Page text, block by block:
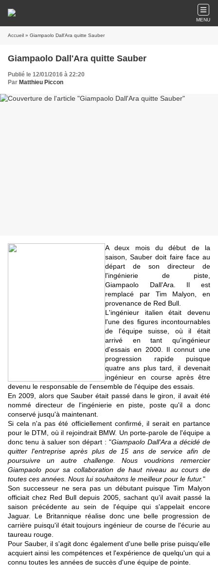
MENU
Accueil » Giampaolo Dall'Ara quitte Sauber
Giampaolo Dall'Ara quitte Sauber
Publié le 12/01/2016 à 22:20
Par Matthieu Piccon
A deux mois du début de la
saison, Sauber doit faire face au
départ de son directeur de
l'ingénierie de piste,
Giampaolo Dall'Ara. Il est
remplacé par Tim Malyon, en
provenance de Red Bull.
L'ingénieur italien était devenu
l'une des figures incontournables
de l'équipe suisse, où il était
arrivé en tant qu'ingénieur
d'essais en 2000. Il connut une
progression rapide puisque
quatre ans plus tard, il devenait
ingénieur en course après être
devenu le responsable de l'ensemble de l'équipe des essais.
En 2009, alors que Sauber était passé dans le giron, il avait été
nommé directeur de l'ingénierie en piste, poste qu'il a donc
conservé jusqu'à maintenant.
Si cela n'a pas été officiellement confirmé, il serait en partance
pour le DTM, où il rejoindrait BMW. Un porte-parole de l'équipe a
donc tenu à saluer son départ : "Giampaolo Dall'Ara a décidé de
quitter l'entreprise après plus de 15 ans de service afin de
poursuivre un autre challenge. Nous voudrions remercier
Giampaolo pour sa collaboration de haut niveau au cours de
toutes ces années. Nous lui souhaitons le meilleur pour le futur."
Son successeur ne sera pas un débutant puisque Tim Malyon
officiait chez Red Bull depuis 2005, sachant qu'il avait passé la
saison précédente au sein de l'équipe qui s'appelait encore
Jaguar. Le Britannique réalise donc une belle progression de
carrière puisqu'il était toujours ingénieur de course de l'écurie au
taureau rouge.
Pour Sauber, il s'agit donc également d'une belle prise puisqu'elle
acquiert ainsi les compétences et l'expérience de quelqu'un qui a
connu toutes les années de succès d'une équipe de pointe.